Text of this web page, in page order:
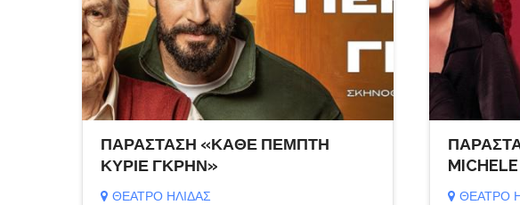
ΠΑΡΑΣΤΑΣΗ «ΚΑΘΕ ΠΕΜΠΤΗ
ΚΥΡΙΕ ΓΚΡΗΝ»
ΘΕΑΤΡΟ ΗΛΙΔΑΣ ΘΕΑΤΡΟ